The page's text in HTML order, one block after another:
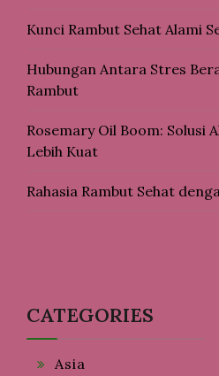
Kunci Rambut Sehat Alami
Hubungan Antara Stres
Rambut
Rosemary Oil Boom: Solusi
Lebih Kuat
Rahasia Rambut Sehat
CATEGORIES
Asia